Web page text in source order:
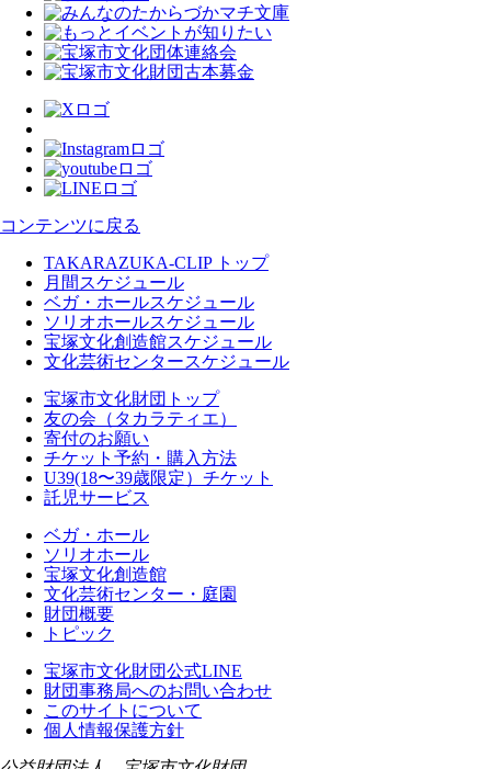
コンテンツに戻る
TAKARAZUKA-CLIP トップ
月間スケジュール
ベガ・ホールスケジュール
ソリオホールスケジュール
宝塚文化創造館スケジュール
文化芸術センタースケジュール
宝塚市文化財団トップ
友の会（タカラティエ）
寄付のお願い
チケット予約・購入方法
U39(18〜39歳限定）チケット
託児サービス
ベガ・ホール
ソリオホール
宝塚文化創造館
文化芸術センター・庭園
財団概要
トピック
宝塚市文化財団公式LINE
財団事務局へのお問い合わせ
このサイトについて
個人情報保護方針